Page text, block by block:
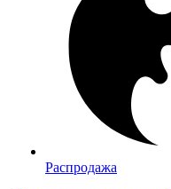
Распродажа